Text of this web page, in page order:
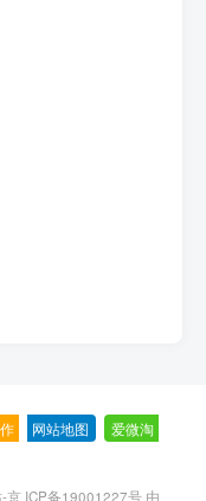
网站地图 爱微淘
京 ICP备19001227号由